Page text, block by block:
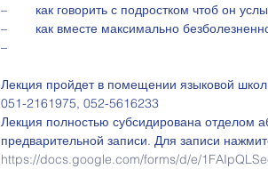
–        как говорить с подростком чтоб он
–        как вместе максимально
–
Лекция пройдет в помещении языковой
051-2161975, 052-5616233
Лекция полностью субсидирована отделом
предварительной записи. Для записи
https://docs.google.com/forms/d/e/